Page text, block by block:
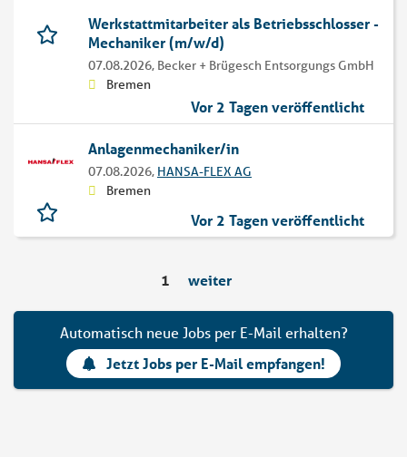
Werkstattmitarbeiter als Betriebsschlosser -
Mechaniker (m/w/d)
07.08.2026, Becker + Brügesch Entsorgungs GmbH
Bremen
Vor 2 Tagen veröffentlicht
Anlagenmechaniker/in
07.08.2026, HANSA-FLEX AG
Bremen
Vor 2 Tagen veröffentlicht
1 weiter
Automatisch neue Jobs per E-Mail erhalten?
Jetzt Jobs per E-Mail empfangen!